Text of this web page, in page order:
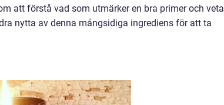
att förstå vad som utmärker en bra primer och veta
nytta av denna mångsidiga ingrediens för att ta